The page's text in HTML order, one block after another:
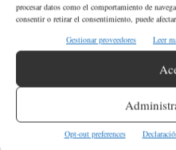
procesar datos como el comportamiento de
consentir o retirar el consentimiento, puede
Gestionar proveedores
Leer
Opt-out preferences